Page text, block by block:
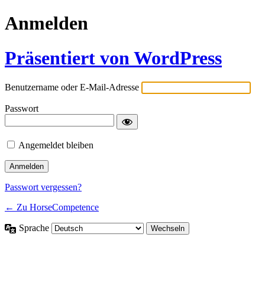
Anmelden
Präsentiert von WordPress
Benutzername oder E-Mail-Adresse
Passwort
Angemeldet bleiben
Passwort vergessen?
← Zu HorseCompetence
Sprache